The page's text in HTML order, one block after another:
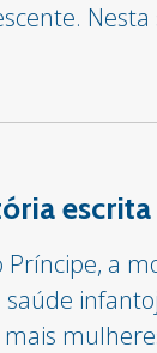
a